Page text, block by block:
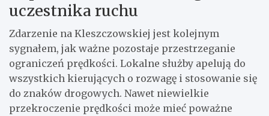
uczestnika ruchu
Zdarzenie na Kleszczowskiej jest kolejnym
sygnałem, jak ważne pozostaje przestrzeganie
ograniczeń prędkości. Lokalne służby apelują do
wszystkich kierujących o rozwagę i stosowanie się
do znaków drogowych. Nawet niewielkie
przekroczenie prędkości może mieć poważne